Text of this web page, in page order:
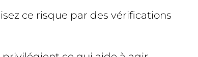
ce risque par des vérifications